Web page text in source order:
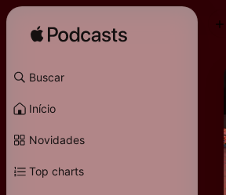
Buscar
Início
Novidades
Top charts